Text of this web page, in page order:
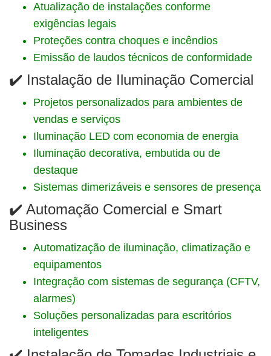
Atualização de instalações conforme
exigências legais
Proteções contra choques e incêndios
Emissão de laudos técnicos de conformidade
✔️ Instalação de Iluminação Comercial
Projetos personalizados para ambientes de
vendas e serviços
Iluminação LED com economia de energia
Iluminação decorativa, embutida ou de
destaque
Sistemas dimerizáveis e sensores de presença
✔️ Automação Comercial e Smart
Business
Automatização de iluminação, climatização e
equipamentos
Integração com sistemas de segurança (CFTV,
alarmes)
Soluções personalizadas para escritórios
inteligentes